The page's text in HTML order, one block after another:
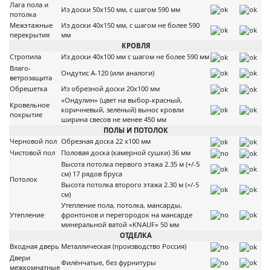
Лага пола и
потолка
Из доски 50х150 мм, с шагом 590 мм
Межэтажные
перекрытия
Из доски 40х150 мм, с шагом не более 590
мм
КРОВЛЯ
Стропила
Из доски 40х100 мм с шагом не более 590 мм
Влаго-
ветрозащита
Ондутис А-120 (или аналоги)
Обрешетка
Из обрезной доски 20х100 мм
Кровельное
покрытие
«Ондулин» (цвет на выбор-красный,
коричневый, зелёный) вынос кровли
ширина свесов не менее 450 мм
ПОЛЫ И ПОТОЛОК
Черновой пол Обрезная доска 22 х100 мм
Чистовой пол
Половая доска (камерной сушки) 36 мм
Потолок
Высота потолка первого этажа 2.35 м (+/-5
см) 17 рядов бруса
Высота потолка второго этажа 2.30 м (+/-5
см)
Утепление
Утепление пола, потолка, мансарды,
фронтонов и перегородок на мансарде
минеральной ватой «KNAUF» 50 мм
ОТДЕЛКА
Входная дверь Металлическая (производство Россия)
Двери
межкомнатные
Филёнчатые, без фурнитуры